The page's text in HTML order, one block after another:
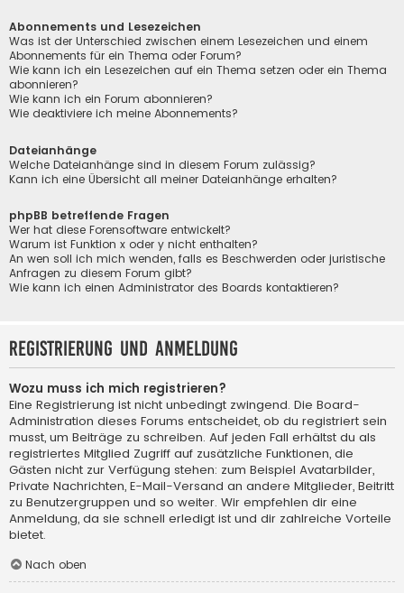
Abonnements und Lesezeichen
Was ist der Unterschied zwischen einem Lesezeichen und einem
Abonnements für ein Thema oder Forum?
Wie kann ich ein Lesezeichen auf ein Thema setzen oder ein Thema
abonnieren?
Wie kann ich ein Forum abonnieren?
Wie deaktiviere ich meine Abonnements?
Dateianhänge
Welche Dateianhänge sind in diesem Forum zulässig?
Kann ich eine Übersicht all meiner Dateianhänge erhalten?
phpBB betreffende Fragen
Wer hat diese Forensoftware entwickelt?
Warum ist Funktion x oder y nicht enthalten?
An wen soll ich mich wenden, falls es Beschwerden oder juristische
Anfragen zu diesem Forum gibt?
Wie kann ich einen Administrator des Boards kontaktieren?
Registrierung und Anmeldung
Wozu muss ich mich registrieren?
Eine Registrierung ist nicht unbedingt zwingend. Die Board-
Administration dieses Forums entscheidet, ob du registriert sein
musst, um Beiträge zu schreiben. Auf jeden Fall erhältst du als
registriertes Mitglied Zugriff auf zusätzliche Funktionen, die
Gästen nicht zur Verfügung stehen: zum Beispiel Avatarbilder,
Private Nachrichten, E-Mail-Versand an andere Mitglieder, Beitritt
zu Benutzergruppen und so weiter. Wir empfehlen dir eine
Anmeldung, da sie schnell erledigt ist und dir zahlreiche Vorteile
bietet.
Nach oben